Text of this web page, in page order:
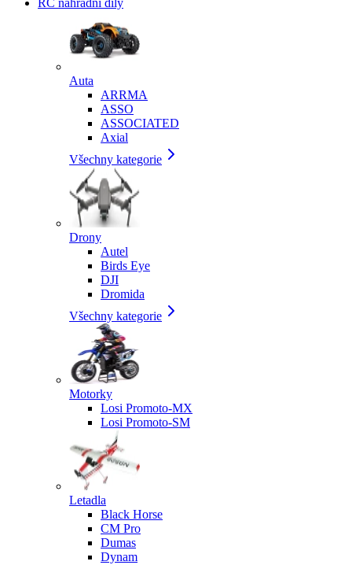
RC náhradní díly
Auta
ARRMA
ASSO
ASSOCIATED
Axial
Všechny kategorie
Drony
Autel
Birds Eye
DJI
Dromida
Všechny kategorie
Motorky
Losi Promoto-MX
Losi Promoto-SM
Letadla
Black Horse
CM Pro
Dumas
Dynam